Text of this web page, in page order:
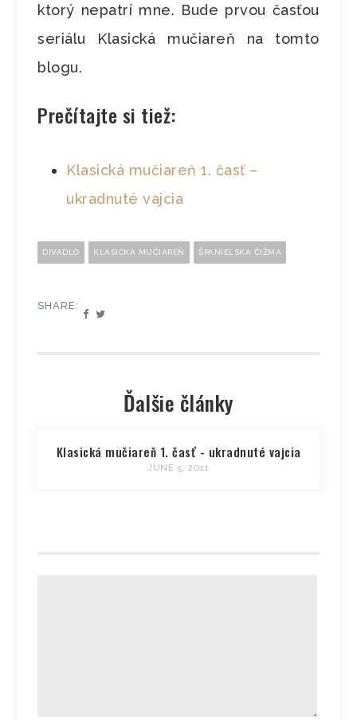
ktorý nepatrí mne. Bude prvou časťou
seriálu Klasická mučiareň na tomto
blogu.
Prečítajte si tiež:
Klasická mučiareň 1. časť –
ukradnuté vajcia
DIVADLO KLASICKÁ MUČIAREŇ ŠPANIELSKA ČIŽMA
SHARE:
Ďalšie články
Klasická mučiareň 1. časť - ukradnuté vajcia
JUNE 5, 2011